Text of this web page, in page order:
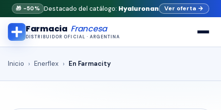
🎁 -50% Destacado del catálogo: Hyaluronan Ver oferta →
Farmacia Francesa
DISTRIBUIDOR OFICIAL · ARGENTINA
Inicio Enerflex En Farmacity